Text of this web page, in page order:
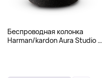
Беспроводная колонка
Harman/kardon Aura Studio 4